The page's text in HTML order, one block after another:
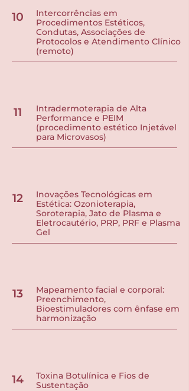
10
Intercorrências em
Procedimentos Estéticos,
Condutas, Associações de
Protocolos e Atendimento Clínico
(remoto)
11
Intradermoterapia de Alta
Performance e PEIM
(procedimento estético Injetável
para Microvasos)
12
Inovações Tecnológicas em
Estética: Ozonioterapia,
Soroterapia, Jato de Plasma e
Eletrocautério, PRP, PRF e Plasma
Gel
13
Mapeamento facial e corporal:
Preenchimento,
Bioestimuladores com ênfase em
harmonização
14
Toxina Botulínica e Fios de
Sustentação